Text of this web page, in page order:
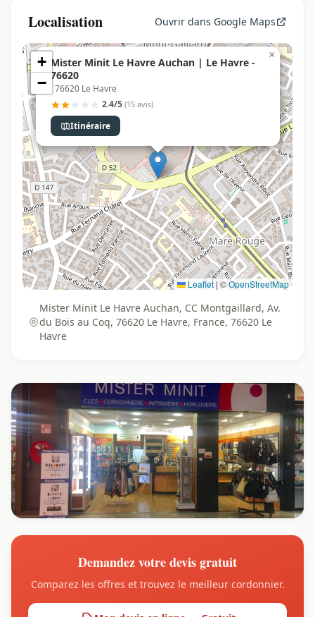
Localisation Ouvrir dans Google Maps
Mister Minit Le Havre Auchan | Le Havre -
76620
, 76620 Le Havre
2.4/5 (15 avis)
Itinéraire
×
+
−
Leaflet | ©OpenStreetMap
Mister Minit Le Havre Auchan, CC Montgaillard, Av.
du Bois au Coq, 76620 Le Havre, France, 76620 Le
Havre
Demandez votre devis gratuit
Comparez les offres et trouvez le meilleur cordonnier.